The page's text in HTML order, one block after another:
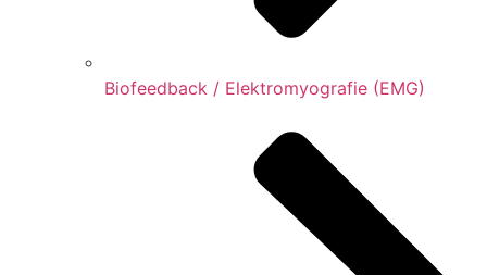
Biofeedback / Elektromyografie (EMG)